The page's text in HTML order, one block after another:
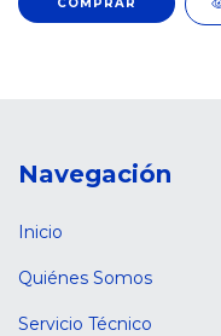
Navegación
Inicio
Quiénes Somos
Servicio Técnico